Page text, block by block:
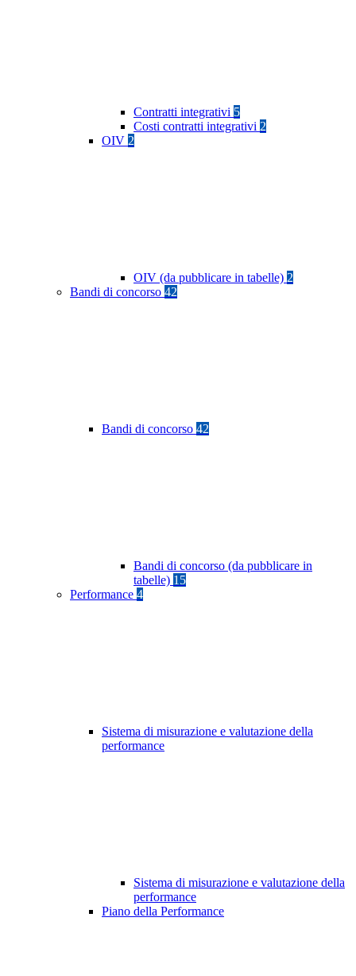
Contratti integrativi 5
Costi contratti integrativi 2
OIV 2
OIV (da pubblicare in tabelle) 2
Bandi di concorso 42
Bandi di concorso 42
Bandi di concorso (da pubblicare in
tabelle) 15
Performance 4
Sistema di misurazione e valutazione della
performance
Sistema di misurazione e valutazione della
performance
Piano della Performance